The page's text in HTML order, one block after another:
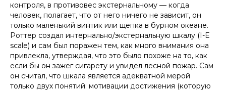
контроля, в противовес экстернальному — когда
человек, полагает, что от него ничего не зависит, он
только маленький винтик или щепка в бурном океане.
Роттер создал интернально/экстернальную шкалу (I-E
scale) и сам был поражен тем, как много внимания она
привлекла, утверждая, что это было похоже на то, как
если бы он зажег сигарету и увидел лесной пожар. Сам
он считал, что шкала является адекватной мерой
только двух понятий: мотивации достижения (которую